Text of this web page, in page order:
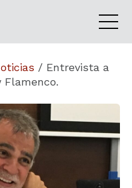
/ Entrevista a
Flamenco.